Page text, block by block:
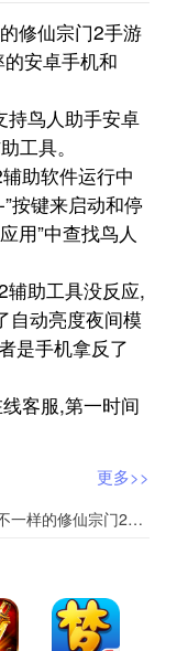
修仙宗门2手游
安卓手机和
持鸟人助手安卓
工具。
助软件运行中
”按键来启动和停
用”中查找鸟人
辅助工具没反应,
自动亮度夜间模
是手机拿反了
客服,第一时间
更多>>
​不一样的修仙宗门2快速升级辅助软件 不一样的修仙宗门2玩法特色